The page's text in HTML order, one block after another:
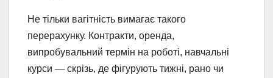
Не тільки вагітність вимагає такого
перерахунку. Контракти, оренда,
випробувальний термін на роботі, навчальні
курси — скрізь, де фігурують тижні, рано чи